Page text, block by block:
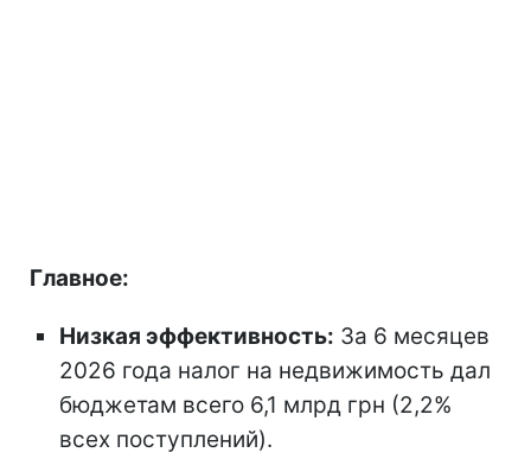
Главное:
Низкая эффективность: За 6 месяцев
2026 года налог на недвижимость дал
бюджетам всего 6,1 млрд грн (2,2%
всех поступлений).